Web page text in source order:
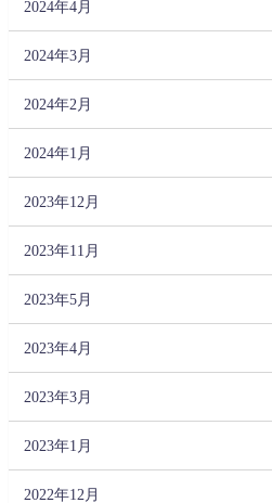
2024年4月
2024年3月
2024年2月
2024年1月
2023年12月
2023年11月
2023年5月
2023年4月
2023年3月
2023年1月
2022年12月